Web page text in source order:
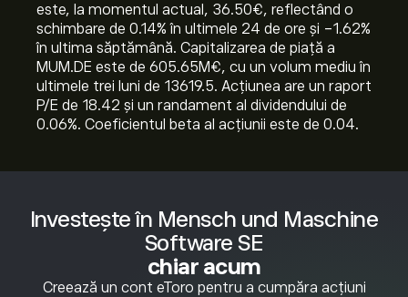
Investește în Mensch und Maschine
Software SE
chiar acum
Creează un cont eToro pentru a cumpăra acțiuni
este, la momentul actual, 36.50‎€‎, reflectând o
schimbare de ‎0.14‎% în ultimele 24 de ore și ‎-1.62‎%
în ultima săptămână. Capitalizarea de piață a
MUM.DE este de 605.65M‎€‎, cu un volum mediu în
ultimele trei luni de 13619.5. Acțiunea are un raport
P/E de 18.42 și un randament al dividendului de
0.06%. Coeficientul beta al acțiunii este de 0.04.